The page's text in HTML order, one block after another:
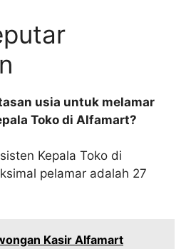
usia untuk melamar
Toko di Alfamart?
Kepala Toko di
pelamar adalah 27
Kasir Alfamart